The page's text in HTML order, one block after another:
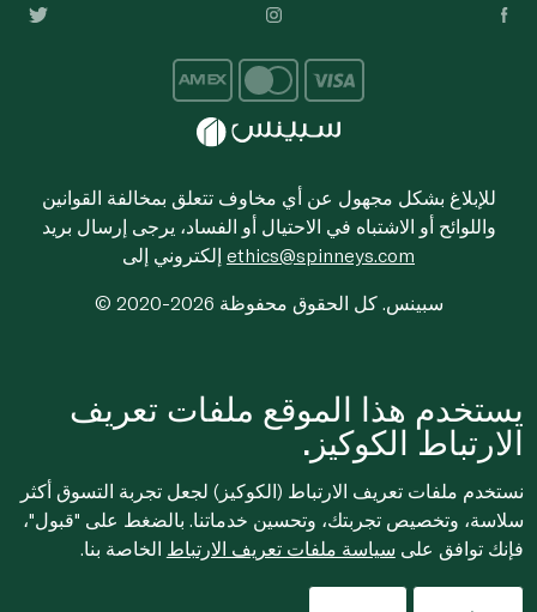
للإبلاغ بشكل مجهول عن أي مخاوف تتعلق بمخالفة القوانين
واللوائح أو الاشتباه في الاحتيال أو الفساد، يرجى إرسال بريد
ethics@spinneys.com
© 2020-2026 سبينس. كل الحقوق محفوظة
يستخدم هذا الموقع ملفات تعريف
الارتباط الكوكيز.
نستخدم ملفات تعريف الارتباط (الكوكيز) لجعل تجربة التسوق أكثر
سلاسة، وتخصيص تجربتك، وتحسين خدماتنا. بالضغط على "قبول"،
فإنك توافق على سياسة ملفات تعريف الارتباط الخاصة بنا.